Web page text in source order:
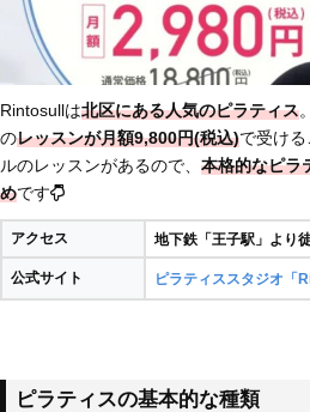
Rintosullは北区にある人気のピラティス
のレッスンが月額9,800円(税込)で受け
ルのレッスンがあるので、 本格的なピラ
めです
アクセス 地下鉄「王子駅」より
公式サイト ピラティススタジオ「
ピラティスの基本的な種類